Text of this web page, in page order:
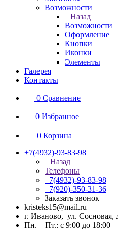
Возможности
Назад
Возможности
Оформление
Кнопки
Иконки
Элементы
Галерея
Контакты
0 Сравнение
0 Избранное
0 Корзина
+7(4932)-93-83-98
Назад
Телефоны
+7(4932)-93-83-98
+7(920)-350-31-36
Заказать звонок
kristeks15@mail.ru
г. Иваново, ул. Сосновая,
Пн. – Пт.: с 9:00 до 18:00